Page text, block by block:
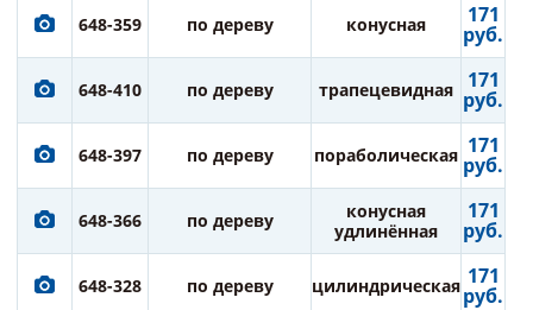
648-359 по дереву конусная 171
руб.
648-410 по дереву трапецевидная 171
руб.
648-397 по дереву пораболическая 171
руб.
648-366 по дереву
конусная
удлинённая
171
руб.
648-328 по дереву цилиндрическая 171
руб.